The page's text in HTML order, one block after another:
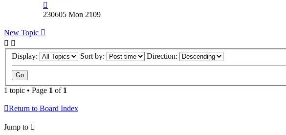
230605 Mon 2109
New Topic
Display: Sort by: Direction:
1 topic • Page 1 of 1
Return to Board Index
Jump to